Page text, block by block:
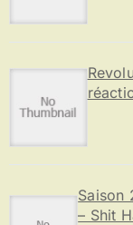
Saison
– Shit